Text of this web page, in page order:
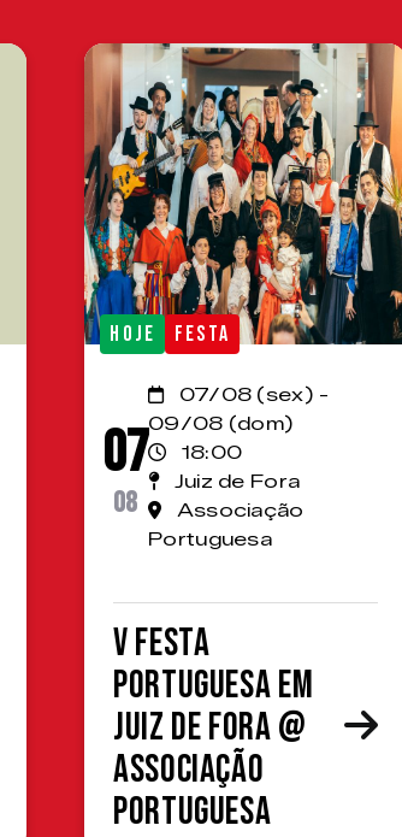
HOJE FESTA
07
08
07/08 (sex) -
09/08 (dom)
18:00
Juiz de Fora
Associação
Portuguesa
V Festa
Portuguesa em
Juiz de Fora @
Associação
Portuguesa